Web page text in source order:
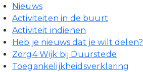
Nieuws
Activiteiten in de buurt
Activiteit indienen
Heb je nieuws dat je wilt delen?
Zorg4 Wijk bij Duurstede
Toegankelijkheidsverklaring